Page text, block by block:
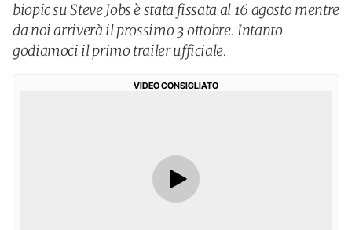
biopic su Steve Jobs è stata fissata al 16 agosto mentre
da noi arriverà il prossimo 3 ottobre. Intanto
godiamoci il primo trailer ufficiale.
VIDEO CONSIGLIATO